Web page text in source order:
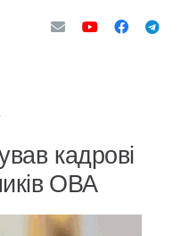
кадрові
ОВА